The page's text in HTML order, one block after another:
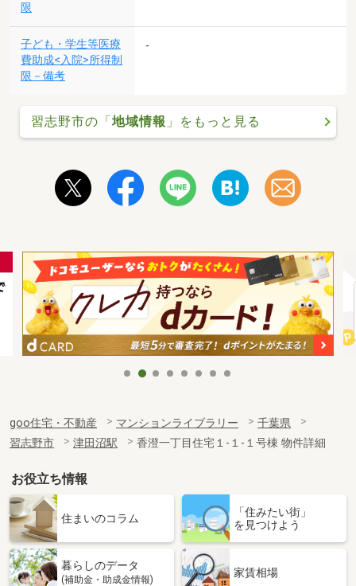
限
子ども・学生等医療
費助成<入院>所得制
限－備考
-
習志野市の「地域情報 」をもっと見る
goo住宅・不動産 マンションライブラリー
千葉県
習志野市
津田沼駅 香澄一丁目住宅１-１-１号棟 物件詳細
お役立ち情報
住まいのコラム
「住みたい街」
を見つけよう
暮らしのデータ
(補助金・助成金情報)
家賃相場